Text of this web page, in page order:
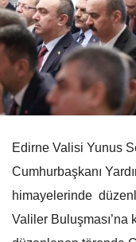
Edirne Valisi Yunus
Cumhurbaşkanı
himayelerinde
Valiler Buluşması’na